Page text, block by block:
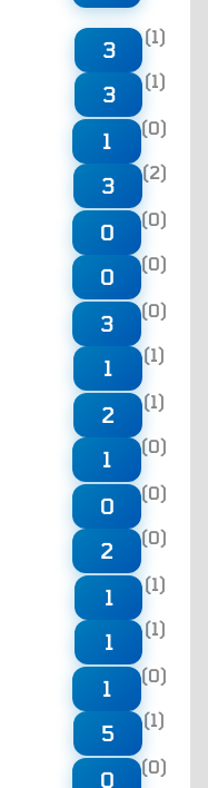
3
(1)
3
(1)
1
(0)
3
(2)
0
(0)
0
(0)
3
(0)
1
(1)
2
(1)
1
(0)
0
(0)
2
(0)
1
(1)
1
(1)
1
(0)
5
(1)
0
(0)